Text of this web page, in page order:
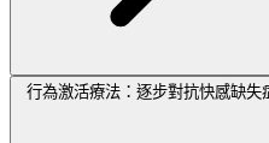
行為激活療法：逐步對抗快感缺失